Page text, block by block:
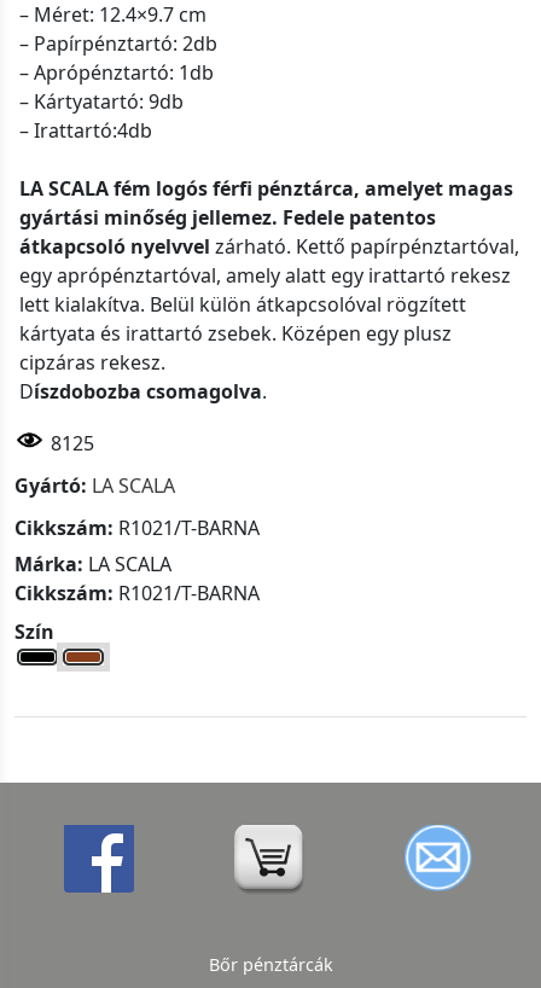
– Méret: 12.4×9.7 cm
– Papírpénztartó: 2db
– Aprópénztartó: 1db
– Kártyatartó: 9db
– Irattartó:4db
LA SCALA fém logós férfi pénztárca, amelyet magas
gyártási minőség jellemez. Fedele patentos
átkapcsoló nyelvvel zárható. Kettő papírpénztartóval,
egy aprópénztartóval, amely alatt egy irattartó rekesz
lett kialakítva. Belül külön átkapcsolóval rögzített
kártyata és irattartó zsebek. Középen egy plusz
cipzáras rekesz.
Díszdobozba csomagolva.
8125
Gyártó: LA SCALA
Cikkszám: R1021/T-BARNA
Márka: LA SCALA
Cikkszám: R1021/T-BARNA
Szín
Bőr pénztárcák